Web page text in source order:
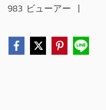
983 ビューアー |